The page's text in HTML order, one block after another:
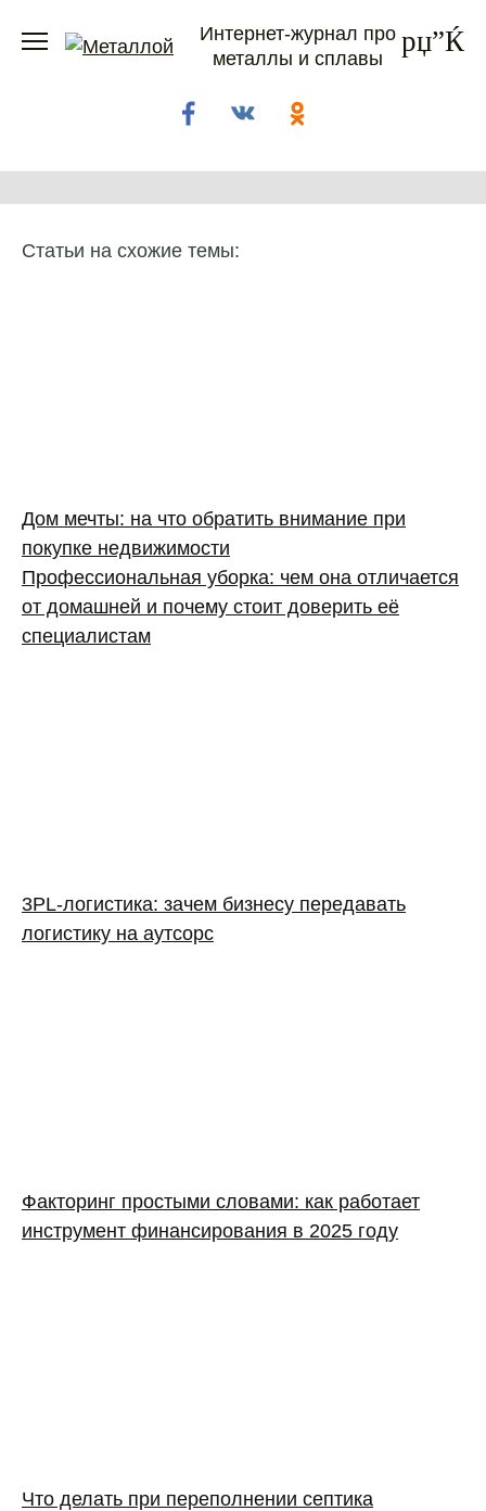
Интернет-журнал про
металлы и сплавы
Статьи на схожие темы:
Дом мечты: на что обратить внимание при
покупке недвижимости
Профессиональная уборка: чем она отличается
от домашней и почему стоит доверить её
специалистам
3PL‑логистика: зачем бизнесу передавать
логистику на аутсорс
Факторинг простыми словами: как работает
инструмент финансирования в 2025 году
Что делать при переполнении септика